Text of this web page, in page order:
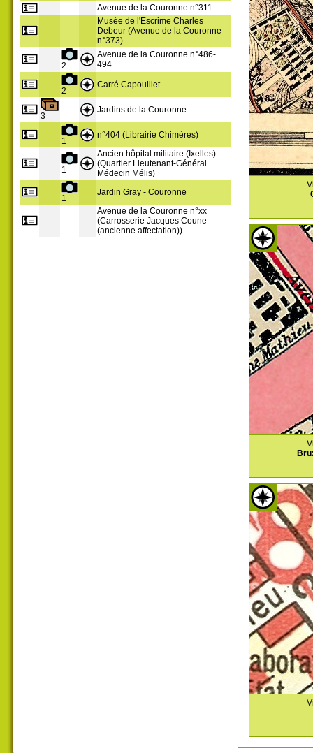
Avenue de la Couronne n°311
Musée de l'Escrime Charles
Debeur (Avenue de la Couronne
n°373)
2
Avenue de la Couronne n°486-
494
2
Carré Capouillet
3
Jardins de la Couronne
1
n°404 (Librairie Chimères)
1
Ancien hôpital militaire (Ixelles)
(Quartier Lieutenant-Général
Médecin Mélis)
1
Jardin Gray - Couronne
Avenue de la Couronne n°xx
(Carrosserie Jacques Coune
(ancienne affectation))